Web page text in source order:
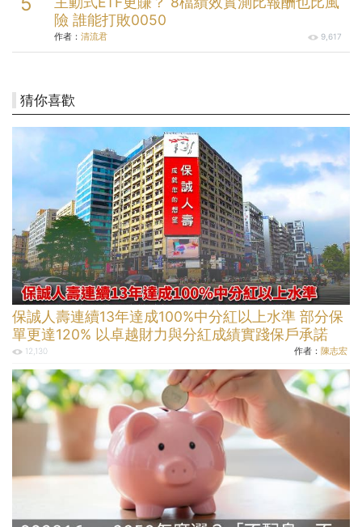
險 誰能打敗0050
作者： 清流君 9,617
猜你喜歡
保誠人壽連續13年達成100%中分紅以上水準 部分保
單更達120% 以卓越財力與分紅成績實踐保戶承諾
12,130 作者： 陳志宏